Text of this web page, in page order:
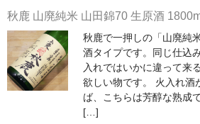
諏訪泉 諏訪酒造（鳥取県八頭郡智頭
✚旭日 旭日酒造（島根県出雲市）
悦凱陣 丸尾本店（香川県琴平市）
秋鹿 山廃純米 山田錦70 生原酒
秋鹿で一押しの「山廃純
酒タイプです。同じ仕込
入れではいかに違って来
欲しい物です。 火入れ酒
ば、こちらは芳醇な熟成
[…]